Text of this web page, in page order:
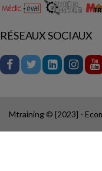
RÉSEAUX SOCIAUX
Mtraining © [2023] -